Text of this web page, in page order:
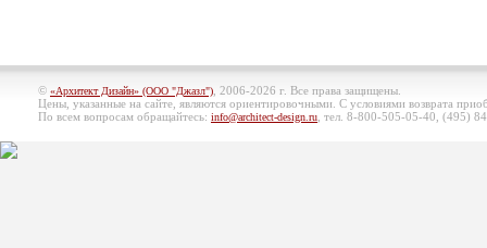
© «Архитект Дизайн» (ООО "Джазл") , 2006-2026 г. Все права защищены.
Цены, указанные на сайте, являются ориентировочными. С условиями возврата
По всем вопросам обращайтесь: info@architect-design.ru , тел. 8-800-505-05-40, (495)